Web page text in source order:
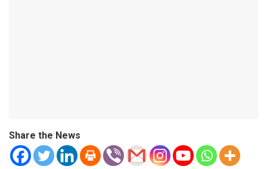
Share the News